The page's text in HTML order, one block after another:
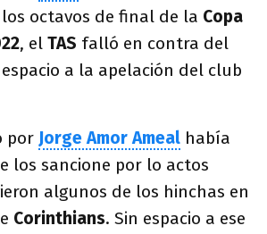
octavos de final de la Copa
, el TAS falló en contra del
a la apelación del club
por Jorge Amor Ameal había
los sancione por lo actos
algunos de los hinchas en
Corinthians. Sin espacio a ese